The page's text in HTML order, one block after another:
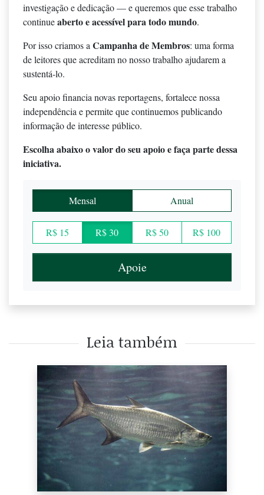
investigação e dedicação — e queremos que esse trabalho
continueaberto e acessível para todo mundo.
Por isso criamos a Campanha de Membros: uma forma
de leitores que acreditam no nosso trabalho ajudarem a
sustentá-lo.
Seu apoio financia novas reportagens, fortalece nossa
independência e permite que continuemos publicando
informação de interesse público.
Escolha abaixo o valor do seu apoio e faça parte dessa
iniciativa.
Mensal Anual
R$ 15 R$ 30 R$ 50 R$ 100
Apoie
Leia também